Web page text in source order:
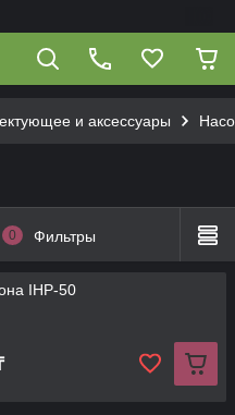
и аксессуары
0 Фильтры
IHP-50